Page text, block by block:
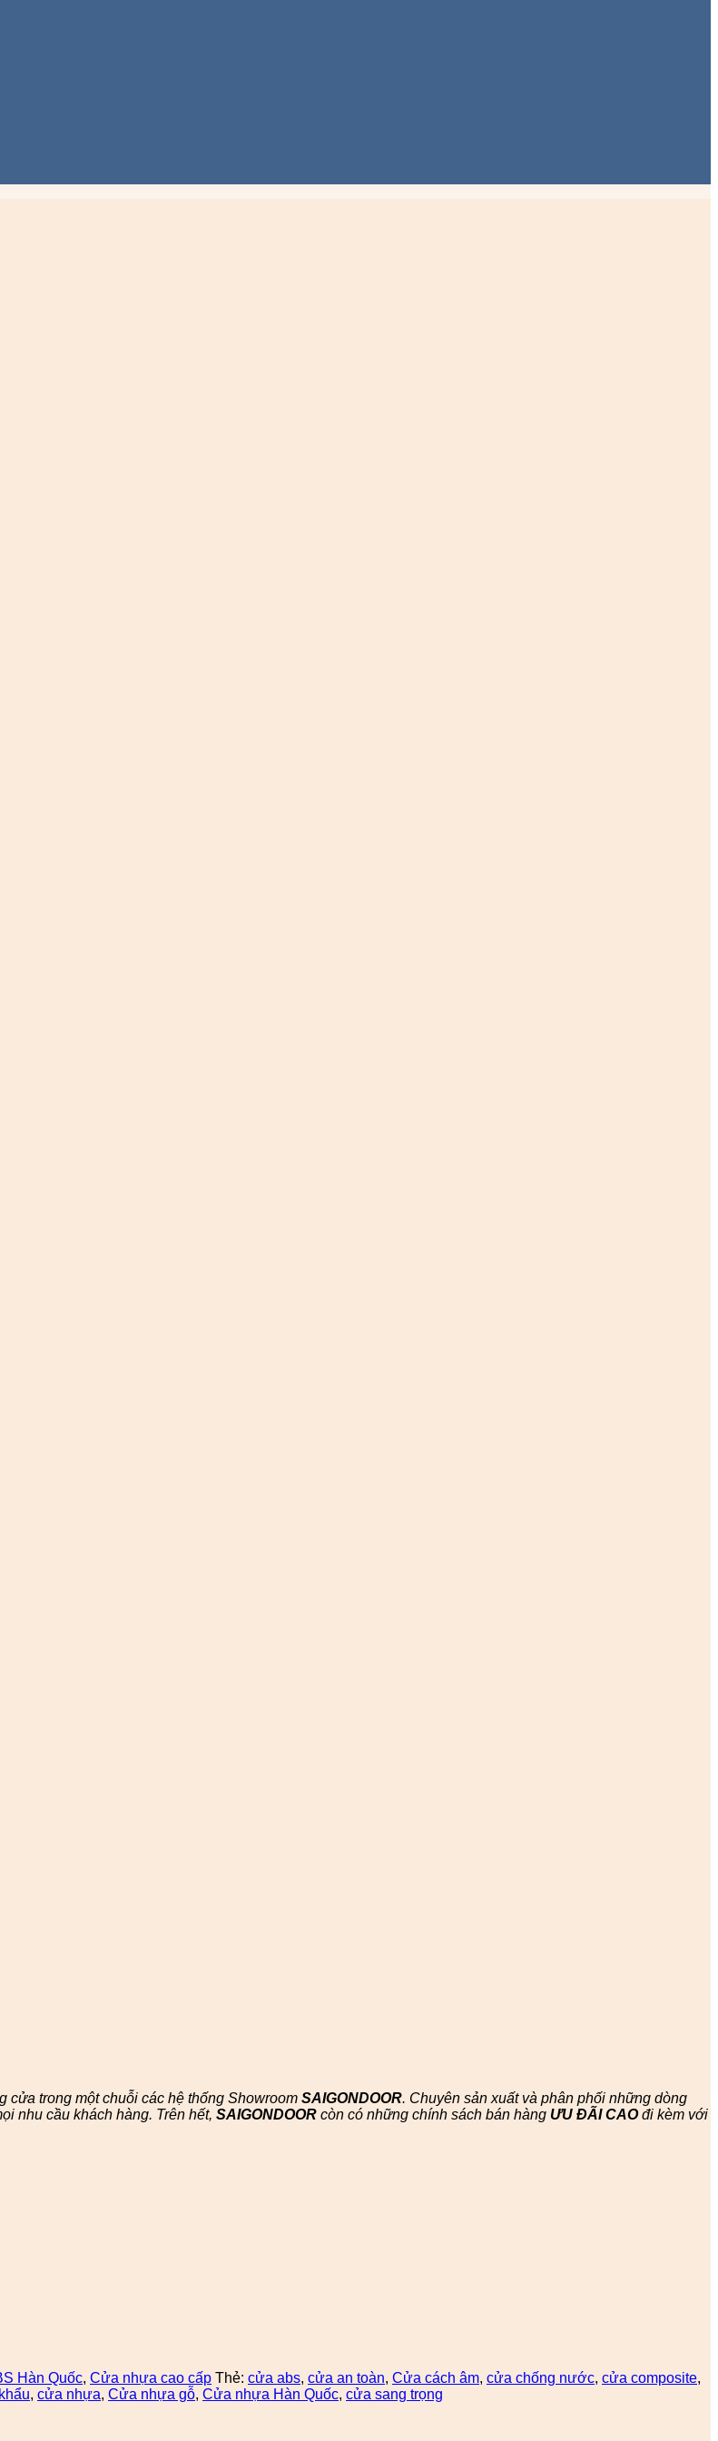
cửa trong một chuỗi các hệ thống Showroom SAIGONDOOR. Chuyên sản xuất và phân phối những dòng
nhu cầu khách hàng. Trên hết, SAIGONDOOR còn có những chính sách bán hàng ƯU ĐÃI CAOđi kèm với
Hàn Quốc, Cửa nhựa cao cấp Thẻ: cửa abs, cửa an toàn, Cửa cách âm, cửa chống nước, cửa composite,
, cửa nhựa, Cửa nhựa gỗ, Cửa nhựa Hàn Quốc, cửa sang trọng